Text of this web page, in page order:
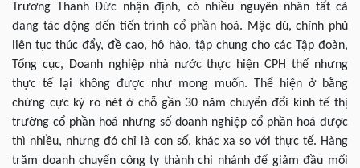
Trương Thanh Đức nhận định, có nhiều nguyên nhân tất cả
đang tác động đến tiến trình cổ phần hoá. Mặc dù, chính phủ
liên tục thúc đẩy, đề cao, hô hào, tập chung cho các Tập đoàn,
Tổng cục, Doanh nghiệp nhà nước thực hiện CPH thế nhưng
thực tế lại không được như mong muốn. Thể hiện ở bằng
chứng cực kỳ rõ nét ở chỗ gần 30 năm chuyển đổi kinh tế thị
trường cổ phần hoá nhưng số doanh nghiệp cổ phần hoá được
thì nhiều, nhưng đó chỉ là con số, khác xa so với thực tế. Hàng
trăm doanh chuyển công ty thành chi nhánh để giảm đầu mối